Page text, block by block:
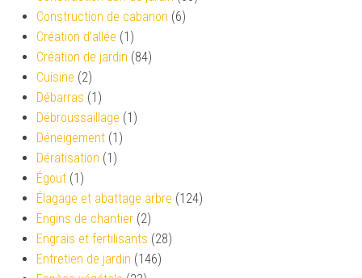
Construction de cabanon (6)
Création d’allée (1)
Création de jardin (84)
Cuisine (2)
Débarras (1)
Débroussaillage (1)
Déneigement (1)
Dératisation (1)
Égout (1)
Élagage et abattage arbre (124)
Engins de chantier (2)
Engrais et fertilisants (28)
Entretien de jardin (146)